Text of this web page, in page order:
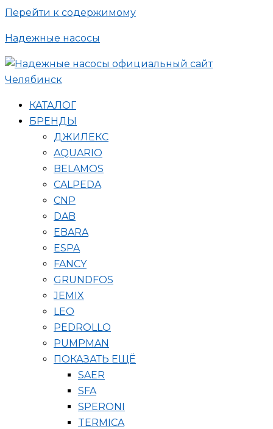
Перейти к содержимому
Надежные насосы
КАТАЛОГ
БРЕНДЫ
ДЖИЛЕКС
AQUARIO
BELAMOS
CALPEDA
CNP
DAB
EBARA
ESPA
FANCY
GRUNDFOS
JEMIX
LEO
PEDROLLO
PUMPMAN
ПОКАЗАТЬ ЕЩЁ
SAER
SFA
SPERONI
TERMICA